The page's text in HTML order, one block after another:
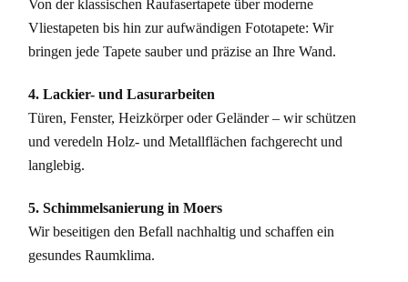
Von der klassischen Raufasertapete über moderne
Vliestapeten bis hin zur aufwändigen Fototapete: Wir
bringen jede Tapete sauber und präzise an Ihre Wand.
4. Lackier- und Lasurarbeiten
Türen, Fenster, Heizkörper oder Geländer – wir schützen
und veredeln Holz- und Metallflächen fachgerecht und
langlebig.
5. Schimmelsanierung in Moers
Wir beseitigen den Befall nachhaltig und schaffen ein
gesundes Raumklima.